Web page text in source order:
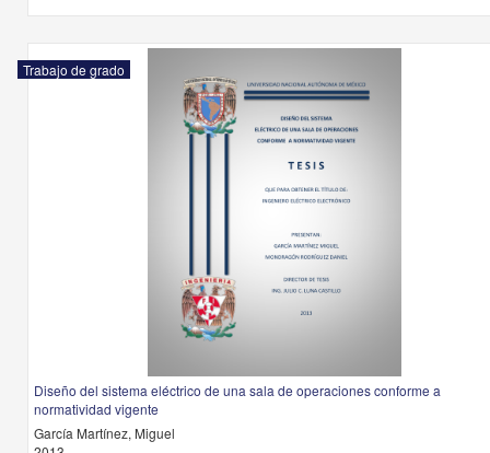
Trabajo de grado
Diseño del sistema eléctrico de una sala de operaciones conforme a
normatividad vigente
García Martínez, Miguel